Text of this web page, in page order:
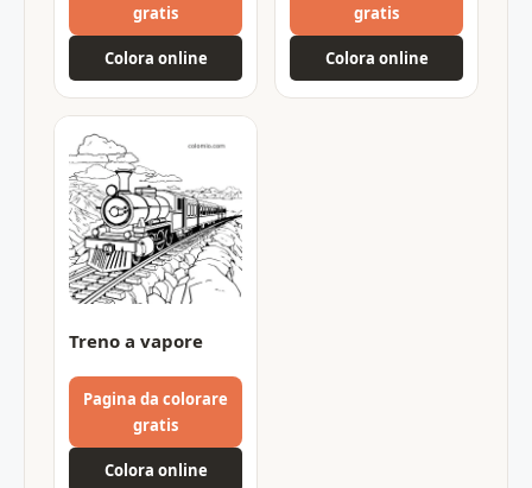
gratis
Colora online
gratis
Colora online
Treno a vapore
Pagina da colorare
gratis
Colora online